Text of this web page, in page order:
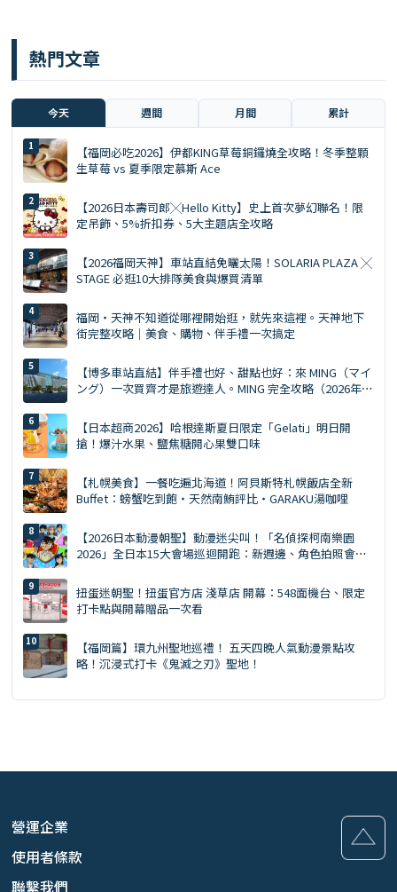
熱門文章
今天 週間 月間 累計
【福岡必吃2026】伊都KING草莓銅鑼燒全攻略！冬季整顆
生草莓 vs 夏季限定慕斯 Ace
【2026日本壽司郎╳Hello Kitty】史上首次夢幻聯名！限
定吊飾、5%折扣券、5大主題店全攻略
【2026福岡天神】車站直結免曬太陽！SOLARIA PLAZA ╳
STAGE 必逛10大排隊美食與爆買清單
福岡・天神不知道從哪裡開始逛，就先來這裡。天神地下
街完整攻略｜美食、購物、伴手禮一次搞定
【博多車站直結】伴手禮也好、甜點也好：來 MING（マイ
ング）一次買齊才是旅遊達人。MING 完全攻略（2026年
【日本超商2026】哈根達斯夏日限定「Gelati」明日開
搶！爆汁水果、鹽焦糖開心果雙口味
【札幌美食】一餐吃遍北海道！阿貝斯特札幌飯店全新
Buffet：螃蟹吃到飽・天然南鮪評比・GARAKU湯咖哩
【2026日本動漫朝聖】動漫迷尖叫！「名偵探柯南樂園
2026」全日本15大會場巡迴開跑：新週邊、角色拍照會、
扭蛋迷朝聖！扭蛋官方店 淺草店 開幕：548面機台、限定
打卡點與開幕贈品一次看
【福岡篇】環九州聖地巡禮！ 五天四晚人氣動漫景點攻
略！沉浸式打卡《鬼滅之刃》聖地！
營運企業
使用者條款
聯繫我們